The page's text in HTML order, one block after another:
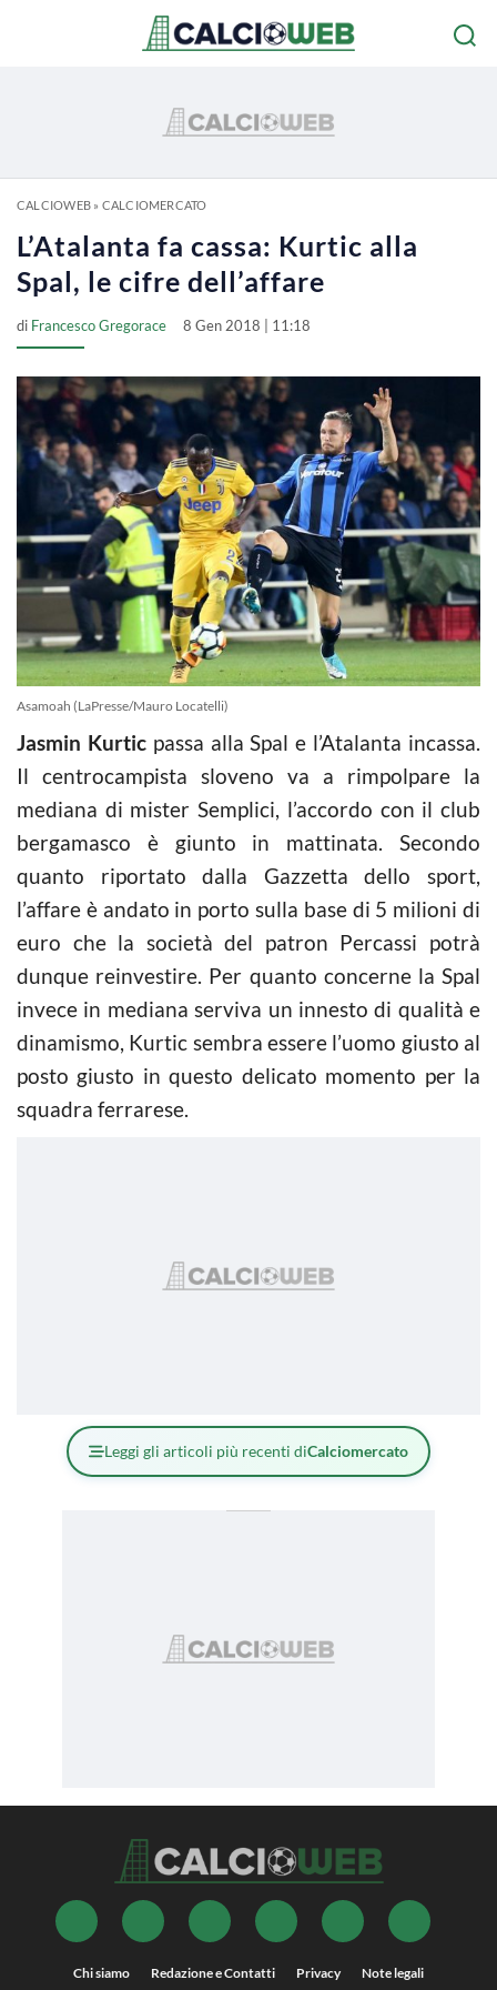
CALCIOWEB» CALCIOMERCATO
L’Atalanta fa cassa: Kurtic alla
Spal, le cifre dell’affare
di Francesco Gregorace 8 Gen 2018 | 11:18
Asamoah (LaPresse/Mauro Locatelli)
Jasmin Kurticpassa alla Spal e l’Atalanta incassa.
Il centrocampista sloveno va a rimpolpare la
mediana di mister Semplici, l’accordo con il club
bergamasco è giunto in mattinata. Secondo
quanto riportato dalla Gazzetta dello sport,
l’affare è andato in porto sulla base di 5 milioni di
euro che la società del patron Percassi potrà
dunque reinvestire. Per quanto concerne la Spal
invece in mediana serviva un innesto di qualità e
dinamismo, Kurtic sembra essere l’uomo giusto al
posto giusto in questo delicato momento per la
squadra ferrarese.
Leggi gli articoli più recenti diCalciomercato
Chi siamo Redazione e Contatti Privacy Note legali